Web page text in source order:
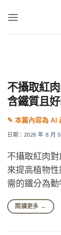
不攝取紅
含鐵質且
日期： 2026 年 8 月 5
不攝取紅肉
來提高植物
需的鐵分為
閱讀更多 →